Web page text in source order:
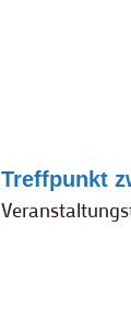
Treffpunkt